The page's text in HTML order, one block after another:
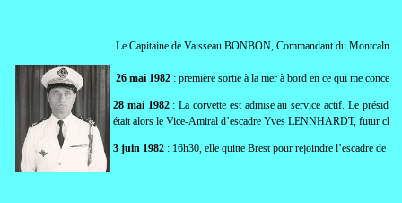
Le Capitaine de Vaisseau BONBON, Commandant du Montcalm
26 mai 1982 : première sortie à la mer à bord en ce qui me
28 mai 1982: La corvette est admise au service actif. Le
était alors le Vice-Amiral d’escadre Yves LENNHARDT, futur
3 juin 1982 : 16h30, elle quitte Brest pour rejoindre l’escadre de la